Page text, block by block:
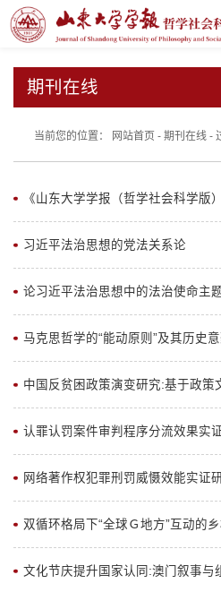
期刊在线
当前您的位置： 网站首页- 期刊在线 -
《山东大学学报（哲学社会科学版
习近平法治思想的党法关系论
论习近平法治思想中的法治使命主
马克思哲学的“能动原则”及其历史
中国反贫困政策演变研究:基于政策
认罪认罚案件审判程序分流效果实
网络著作权犯罪刑罚威慑效能实证
双循环格局下“全球Ｇ地方”互动的
文化节庆提升国家认同:澳门叙事与